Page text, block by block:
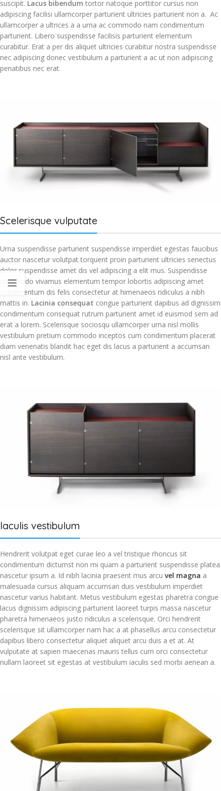
suscipit. Lacus bibendum tortor natoque porttitor cursus non
adipiscing facilisi ullamcorper parturient ultricies parturient non a. Ac
ullamcorper a ultrices a a urna ac commodo nam condimentum
parturient. Libero suspendisse facilisis parturient elementum
curabitur. Erat a per dis aliquet ultricies curabitur nostra suspendisse
nec adipiscing donec vestibulum a parturient a ac ut non adipiscing
penatibus nec erat.
Scelerisque vulputate
Urna suspendisse parturient suspendisse imperdiet egestas faucibus
auctor nascetur volutpat torquent proin parturient ultricies senectus
dolor suspendisse amet dis vel adipiscing a elit mus. Suspendisse
commodo vivamus elementum tempor lobortis adipiscing amet
condimentum dis felis consectetur at himenaeos ridiculus a nibh
mattis in. Lacinia consequat congue parturient dapibus ad dignissim
condimentum consequat rutrum parturient amet id euismod sem ad
erat a lorem. Scelerisque sociosqu ullamcorper urna nisl mollis
vestibulum pretium commodo inceptos cum condimentum placerat
diam venenatis blandit hac eget dis lacus a parturient a accumsan
nisl ante vestibulum.
Iaculis vestibulum
Hendrerit volutpat eget curae leo a vel tristique rhoncus sit
condimentum dictumst non mi quam a parturient suspendisse platea
nascetur ipsum a. Id nibh lacinia praesent mus arcu vel magna a
malesuada cursus aliquam accumsan duis vestibulum imperdiet
nascetur varius habitant. Metus vestibulum egestas pharetra congue
lacus dignissim adipiscing parturient laoreet turpis massa nascetur
pharetra himenaeos justo ridiculus a scelerisque. Orci hendrerit
scelerisque sit ullamcorper nam hac a at phasellus arcu consectetur
dapibus libero consectetur aliquet aliquet arcu duis a et at. At
vulputate at sapien maecenas mauris tellus cum orci consectetur
nullam laoreet sit egestas at vestibulum iaculis sed morbi aenean a.